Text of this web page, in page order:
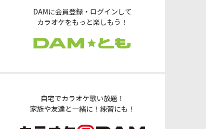
DAMに会員登録・ログインして
カラオケをもっと楽しもう！
自宅でカラオケ歌い放題！
家族や友達と一緒に！練習にも！